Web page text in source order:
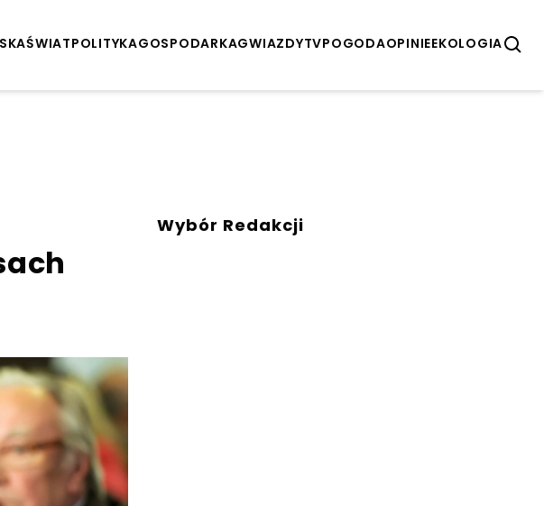
ŚWIATPOLITYKAGOSPODARKAGWIAZDYTVPOGODAOPINIEEKOLOGIA
Wybór Redakcji